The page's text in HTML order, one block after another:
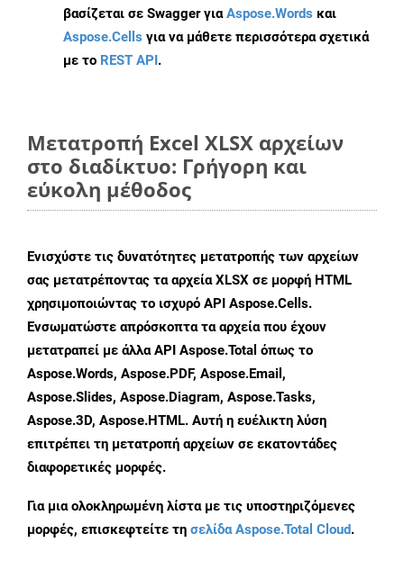
βασίζεται σε Swagger γιαAspose.Words και
Aspose.Cells για να μάθετε περισσότερα σχετικά
με το REST API.
Μετατροπή Excel XLSX αρχείων
στο διαδίκτυο: Γρήγορη και
εύκολη μέθοδος
Ενισχύστε τις δυνατότητες μετατροπής των αρχείων
σας μετατρέποντας τα αρχεία XLSX σε μορφή HTML
χρησιμοποιώντας το ισχυρό API Aspose.Cells.
Ενσωματώστε απρόσκοπτα τα αρχεία που έχουν
μετατραπεί με άλλα API Aspose.Total όπως το
Aspose.Words, Aspose.PDF, Aspose.Email,
Aspose.Slides, Aspose.Diagram, Aspose.Tasks,
Aspose.3D, Aspose.HTML. Αυτή η ευέλικτη λύση
επιτρέπει τη μετατροπή αρχείων σε εκατοντάδες
διαφορετικές μορφές.
Για μια ολοκληρωμένη λίστα με τις υποστηριζόμενες
μορφές, επισκεφτείτε τη σελίδα Aspose.Total Cloud.